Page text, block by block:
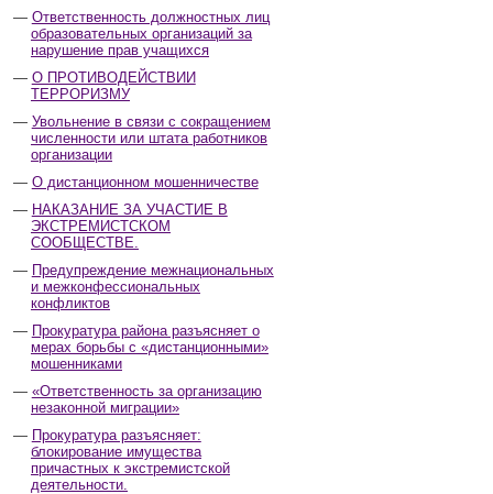
Ответственность должностных лиц
образовательных организаций за
нарушение прав учащихся
О ПРОТИВОДЕЙСТВИИ
ТЕРРОРИЗМУ
Увольнение в связи с сокращением
численности или штата работников
организации
О дистанционном мошенничестве
НАКАЗАНИЕ ЗА УЧАСТИЕ В
ЭКСТРЕМИСТСКОМ
СООБЩЕСТВЕ.
Предупреждение межнациональных
и межконфессиональных
конфликтов
Прокуратура района разъясняет о
мерах борьбы с «дистанционными»
мошенниками
«Ответственность за организацию
незаконной миграции»
Прокуратура разъясняет:
блокирование имущества
причастных к экстремистской
деятельности.